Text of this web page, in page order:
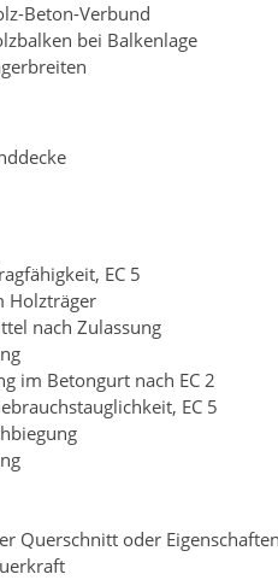
Beton-Verbund
bei Balkenlage
EC 5
Holzträger
nach Zulassung
im Betongurt nach EC 2
EC 5
Querschnitt oder Eigenschaften